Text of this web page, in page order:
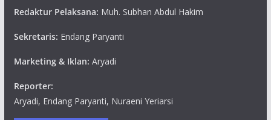
Redaktur Pelaksana: Muh. Subhan Abdul Hakim
Sekretaris: Endang Paryanti
Marketing & Iklan: Aryadi
Reporter:
Aryadi, Endang Paryanti, Nuraeni Yeriarsi